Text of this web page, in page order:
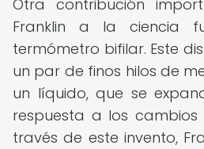
Otra contribución
Franklin a la ciencia
termómetro bifilar. Este
un par de finos hilos de
un líquido, que se
respuesta a los
través de este invento,